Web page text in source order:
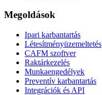
Megoldások
Ipari karbantartás
Létesítményüzemeltetés
CAFM szoftver
Raktárkezelés
Munkaengedélyek
Preventív karbantartás
Integrációk és API